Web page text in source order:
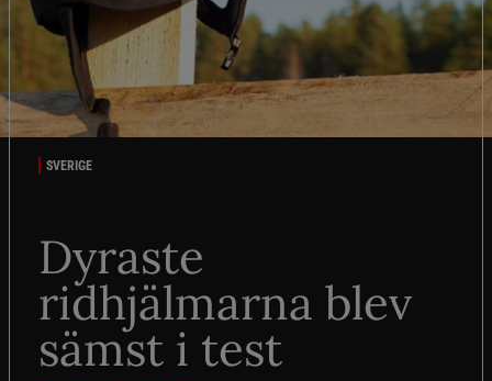
SVERIGE
Dyraste
ridhjälmarna blev
sämst i test